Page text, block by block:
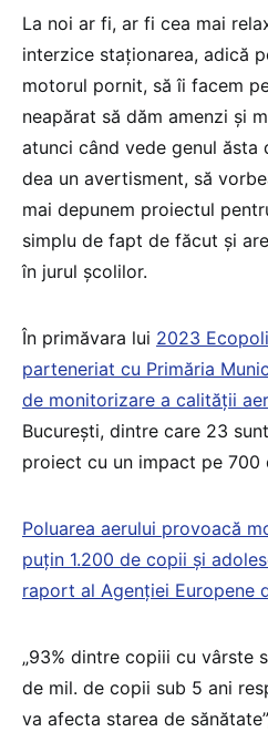
La noi ar fi, ar fi cea mai
interzice staționarea, adică
motorul pornit, să îi facem
neapărat să dăm amenzi și
atunci când vede genul ăsta
dea un avertisment, să
mai depunem proiectul
simplu de fapt de făcut și
în jurul școlilor.
În primăvara lui 2023
parteneriat cu Primăria
de monitorizare a calității
București, dintre care 23
proiect cu un impact pe 700
Poluarea aerului provoacă
puțin 1.200 de copii și
raport al Agenției Europene
„93% dintre copiii cu vârste
de mil. de copii sub 5 ani
va afecta starea de